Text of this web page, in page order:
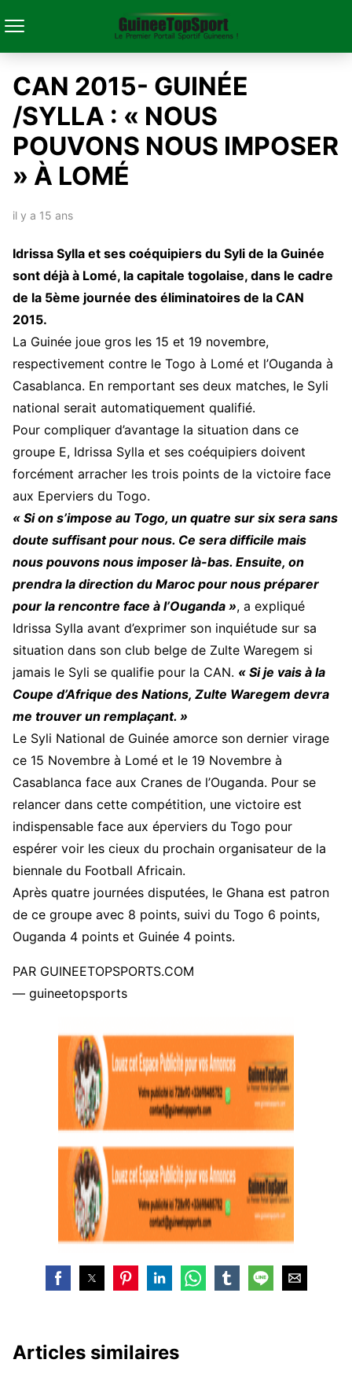
CAN 2015- GUINÉE
/SYLLA : « NOUS
POUVONS NOUS IMPOSER
» À LOMÉ
il y a 15 ans
Idrissa Sylla et ses coéquipiers du Syli de la Guinée
sont déjà à Lomé, la capitale togolaise, dans le cadre
de la 5ème journée des éliminatoires de la CAN
2015.
La Guinée joue gros les 15 et 19 novembre,
respectivement contre le Togo à Lomé et l’Ouganda à
Casablanca. En remportant ses deux matches, le Syli
national serait automatiquement qualifié.
Pour compliquer d’avantage la situation dans ce
groupe E, Idrissa Sylla et ses coéquipiers doivent
forcément arracher les trois points de la victoire face
aux Eperviers du Togo.
« Si on s’impose au Togo, un quatre sur six sera sans
doute suffisant pour nous. Ce sera difficile mais
nous pouvons nous imposer là-bas. Ensuite, on
prendra la direction du Maroc pour nous préparer
pour la rencontre face à l’Ouganda », a expliqué
Idrissa Sylla avant d’exprimer son inquiétude sur sa
situation dans son club belge de Zulte Waregem si
jamais le Syli se qualifie pour la CAN. « Si je vais à la
Coupe d’Afrique des Nations, Zulte Waregem devra
me trouver un remplaçant. »
Le Syli National de Guinée amorce son dernier virage
ce 15 Novembre à Lomé et le 19 Novembre à
Casablanca face aux Cranes de l’Ouganda. Pour se
relancer dans cette compétition, une victoire est
indispensable face aux éperviers du Togo pour
espérer voir les cieux du prochain organisateur de la
biennale du Football Africain.
Après quatre journées disputées, le Ghana est patron
de ce groupe avec 8 points, suivi du Togo 6 points,
Ouganda 4 points et Guinée 4 points.
PAR GUINEETOPSPORTS.COM
— guineetopsports
Articles similaires